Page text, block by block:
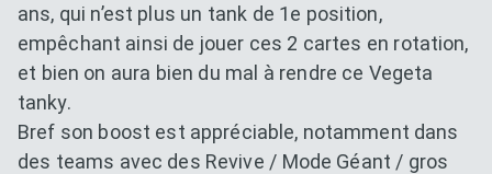
ans, qui n’est plus un tank de 1e position,
empêchant ainsi de jouer ces 2 cartes en rotation,
et bien on aura bien du mal à rendre ce Vegeta
tanky.
Bref son boost est appréciable, notamment dans
des teams avec des Revive / Mode Géant / gros